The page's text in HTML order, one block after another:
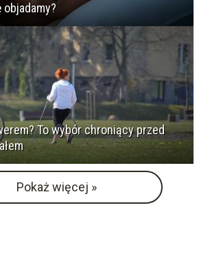
objadamy?
To wybór chroniący przed
Pokaż więcej »